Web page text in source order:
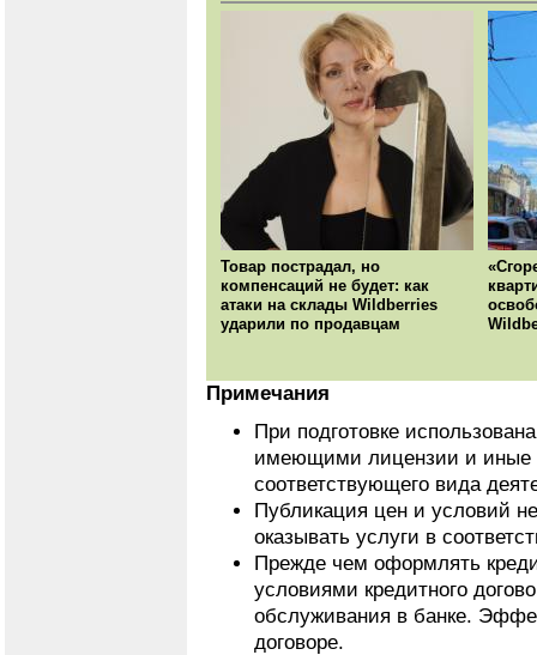
Товар пострадал, но
компенсаций не будет: как
атаки на склады Wildberries
ударили по продавцам
Примечания
При подготовке
имеющими лицензии и иные
соответствующего вида
Публикация цен и условий
оказывать услуги в
Прежде чем оформлять
условиями кредитного
обслуживания в банке.
договоре.